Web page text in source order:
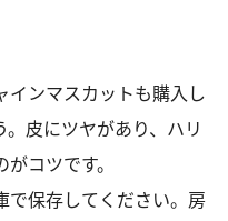
ンマスカットも購入し
皮にツヤがあり、ハリ
コツです。
保存してください。房